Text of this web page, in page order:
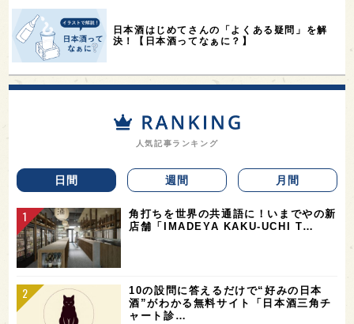
日本酒はじめてさんの「よくある疑問」を解
決！【日本酒ってなぁに？】
人気記事ランキング
日間 週間 月間
角打ちを世界の共通語に！いまでやの新
店舗「IMADEYA KAKU-UCHI T…
10の設問に答えるだけで“好みの日本
酒”がわかる無料サイト「日本酒三角チ
ャート診…